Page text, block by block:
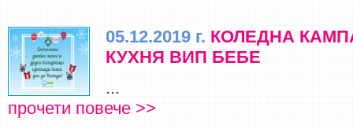
05.12.2019 г. КОЛЕДНА
КУХНЯ ВИП БЕБЕ
...
прочети повече >>